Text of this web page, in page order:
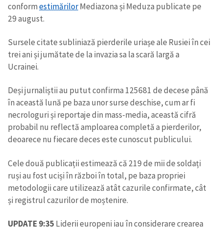
conformestimărilorMediazona și Meduza publicate pe
29 august.
Sursele citate subliniază pierderile uriașe ale Rusiei în cei
trei ani și jumătate de la invazia sa la scară largă a
Ucrainei.
Deși jurnaliștii au putut confirma 125681 de decese până
în această lună pe baza unor surse deschise, cum ar fi
necrologuri și reportaje din mass-media, această cifră
probabil nu reflectă amploarea completă a pierderilor,
deoarece nu fiecare deces este cunoscut publicului.
Cele două publicații estimează că 219 de mii de soldați
ruși au fost uciși în război în total, pe baza propriei
metodologii care utilizează atât cazurile confirmate, cât
și registrul cazurilor de moștenire.
UPDATE 9:35 Liderii europeni iau în considerare crearea